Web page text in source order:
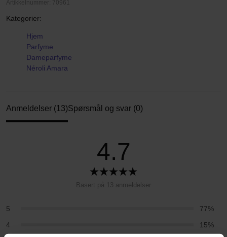
Artikkelnummer: 70961
Kategorier:
Hjem
Parfyme
Dameparfyme
Néroli Amara
Anmeldelser (13)Spørsmål og svar (0)
4.7
Basert på 13 anmeldelser
5
77%
4
15%